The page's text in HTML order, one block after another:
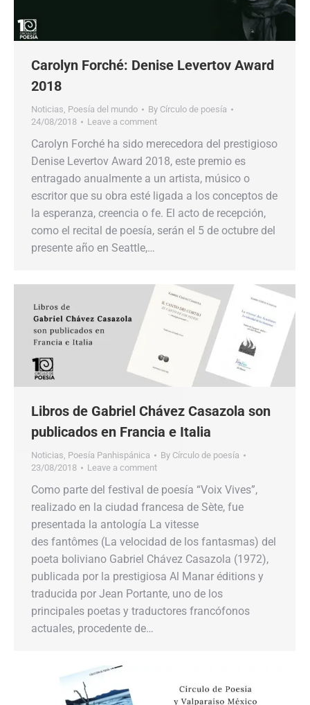
Carolyn Forché: Denise Levertov Award
2018
Noticias, Poesía del mundo By Círculo de poesía
24/08/2018
Leave a comment
Carolyn Forché ha sido merecedora del prestigioso
Denise Levertov Award 2018, este premio es
entragado anualmente a un artista, músico o
escritor que su obra esté ligada a los conceptos de
la esperanza, creencia o fe. El acto de recepción,
como el recital de poesía, serán el 5 de octubre del
presente año en Seattle,…
Libros de Gabriel Chávez Casazola son
publicados en Francia e Italia
Noticias, Poesía Panhispánica By Círculo de poesía
23/08/2018
Leave a comment
Como parte del festival de poesía “Voix Vives”,
realizado en la ciudad francesa de Sète, fue
presentada la antología La vitesse
des fantômes (La velocidad de los fantasmas) del
poeta boliviano Gabriel Chávez Casazola (1972),
publicada por la prestigiosa Al Manar éditions y
traducida por Jean Portante, uno de los
principales poetas y traductores francófonos
actuales, procedente de…